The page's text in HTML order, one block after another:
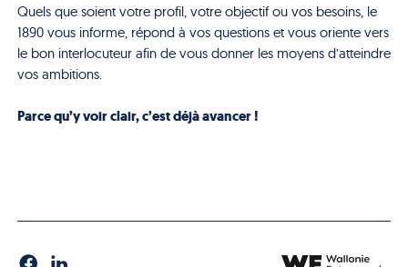
Quels que soient votre profil, votre objectif ou vos besoins, le
1890 vous informe, répond à vos questions et vous oriente vers
le bon interlocuteur afin de vous donner les moyens d’atteindre
vos ambitions.
Parce qu’y voir clair, c’est déjà avancer !